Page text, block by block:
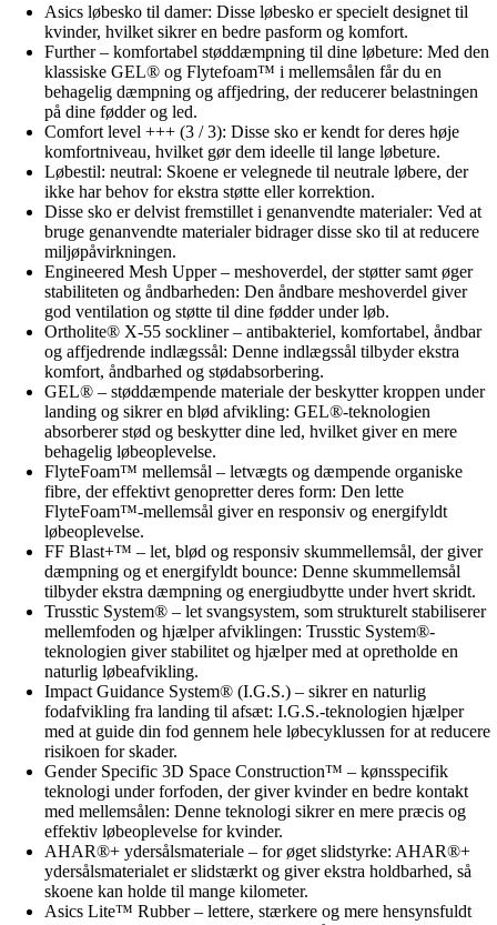
Asics løbesko til damer: Disse løbesko er specielt designet til
kvinder, hvilket sikrer en bedre pasform og komfort.
Further – komfortabel støddæmpning til dine løbeture: Med den
klassiske GEL® og Flytefoam™ i mellemsålen får du en
behagelig dæmpning og affjedring, der reducerer belastningen
på dine fødder og led.
Comfort level +++ (3 / 3): Disse sko er kendt for deres høje
komfortniveau, hvilket gør dem ideelle til lange løbeture.
Løbestil: neutral: Skoene er velegnede til neutrale løbere, der
ikke har behov for ekstra støtte eller korrektion.
Disse sko er delvist fremstillet i genanvendte materialer: Ved at
bruge genanvendte materialer bidrager disse sko til at reducere
miljøpåvirkningen.
Engineered Mesh Upper – meshoverdel, der støtter samt øger
stabiliteten og åndbarheden: Den åndbare meshoverdel giver
god ventilation og støtte til dine fødder under løb.
Ortholite® X-55 sockliner – antibakteriel, komfortabel, åndbar
og affjedrende indlægssål: Denne indlægssål tilbyder ekstra
komfort, åndbarhed og stødabsorbering.
GEL® – støddæmpende materiale der beskytter kroppen under
landing og sikrer en blød afvikling: GEL®-teknologien
absorberer stød og beskytter dine led, hvilket giver en mere
behagelig løbeoplevelse.
FlyteFoam™ mellemsål – letvægts og dæmpende organiske
fibre, der effektivt genopretter deres form: Den lette
FlyteFoam™-mellemsål giver en responsiv og energifyldt
løbeoplevelse.
FF Blast+™ – let, blød og responsiv skummellemsål, der giver
dæmpning og et energifyldt bounce: Denne skummellemsål
tilbyder ekstra dæmpning og energiudbytte under hvert skridt.
Trusstic System® – let svangsystem, som strukturelt stabiliserer
mellemfoden og hjælper afviklingen: Trusstic System®-
teknologien giver stabilitet og hjælper med at opretholde en
naturlig løbeafvikling.
Impact Guidance System® (I.G.S.) – sikrer en naturlig
fodafvikling fra landing til afsæt: I.G.S.-teknologien hjælper
med at guide din fod gennem hele løbecyklussen for at reducere
risikoen for skader.
Gender Specific 3D Space Construction™ – kønsspecifik
teknologi under forfoden, der giver kvinder en bedre kontakt
med mellemsålen: Denne teknologi sikrer en mere præcis og
effektiv løbeoplevelse for kvinder.
AHAR®+ ydersålsmateriale – for øget slidstyrke: AHAR®+
ydersålsmaterialet er slidstærkt og giver ekstra holdbarhed, så
skoene kan holde til mange kilometer.
Asics Lite™ Rubber – lettere, stærkere og mere hensynsfuldt